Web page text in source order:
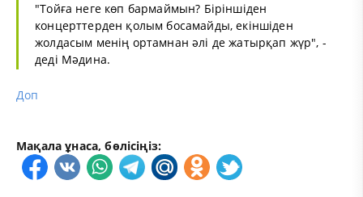
"Тойға неге көп бармаймын? Біріншіден
концерттерден қолым босамайды, екіншіден
жолдасым менің ортамнан әлі де жатырқап жүр", -
деді Мәдина.
Доп
Мақала ұнаса, бөлісіңіз: